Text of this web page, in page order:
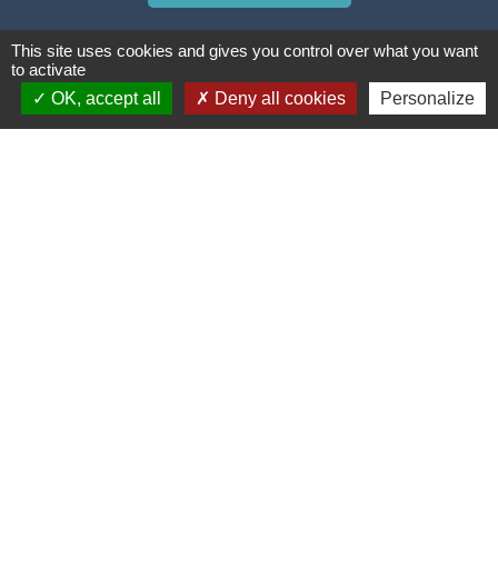
Horaires d'ouverture
Mairie de Cessières - 0323241449
mardi 10h-12h et de 13h30-15h45
This site uses cookies and gives you control over what you want
to activate
OK, accept all
Deny all cookies Personalize